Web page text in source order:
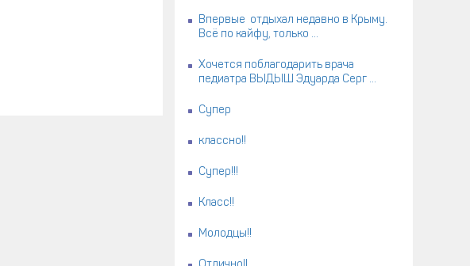
Впервые отдыхал недавно в Крыму.
Всё по кайфу, только ...
Хочется поблагодарить врача
педиатра ВЫДЫШ Эдуарда Серг ...
Супер
классно!!
Супер!!!
Класс!!
Молодцы!!